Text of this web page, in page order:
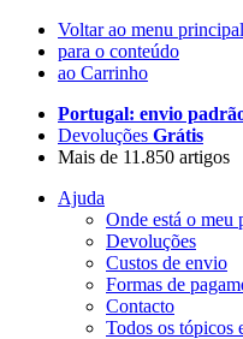
Voltar ao menu principal
para o conteúdo
ao Carrinho
Portugal: envio
Devoluções Grátis
Mais de 11.850 artigos
Ajuda
Onde está o meu
Devoluções
Custos de envio
Formas de
Contacto
Todos os